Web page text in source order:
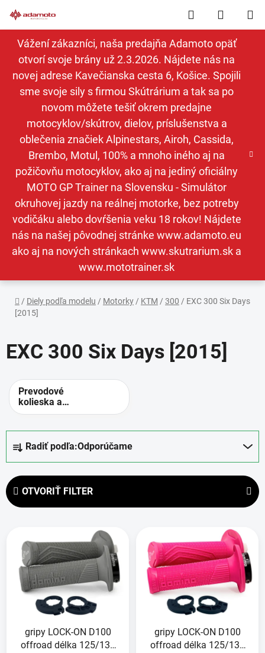
na
obsah
Vážení zákazníci, naša predajňa Adamoto opäť
otvorí svoje brány už 2.3.2026. Nájdete nás na
novej adrese Kavečianska cesta 6, Košice. Spojili
sme svoje sily s firmou Skútrárium a tak sa po
novom môžete tešiť okrem predajne
motocyklov/skútrov, dielov, príslušenstva a
oblečenia značiek Alpinestars, Airoh, Cassida,
Brembo, Motul, 100% a mnoho iného aj na
požičovňu motocyklov, ako aj na jediný oficiálny
MOTO GP Trainer na Slovensku - Simulátor
okruhovej jazdy na reálnej motorke, bez potreby
vodičáku alebo dovŕšenia veku 18 rokov! Nájdete
nás na našej pôvodnej stránke www.adamoto.eu
ako aj na nových stránkach www.skutrarium.sk a
www.mototrainer.sk
Hľadať
KOŠÍK
Domov
/ Diely podľa modelu / Motorky / KTM / 300 / EXC 300 Six Days
[2015]
EXC 300 Six Days [2015]
Prevodové
kolieska a
rozety -
prevody
e
n
Radiť podľa:Odporúčame
OTVORIŤ FILTER
gripy LOCK-ON D100
offroad délka 125/130
gripy LOCK-ON D100
offroad délka 125/130